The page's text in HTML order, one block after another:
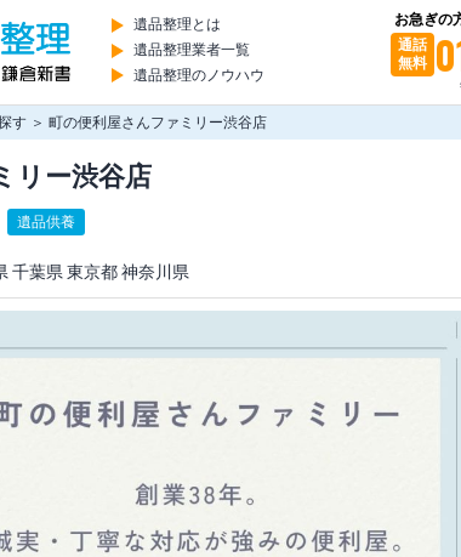
遺品整理とは
遺品整理業者一覧
遺品整理のノウハウ
お急ぎの
通話
無料
す ＞ 町の便利屋さんファミリー渋谷店
リー渋谷店
遺品供養
千葉県 東京都神奈川県